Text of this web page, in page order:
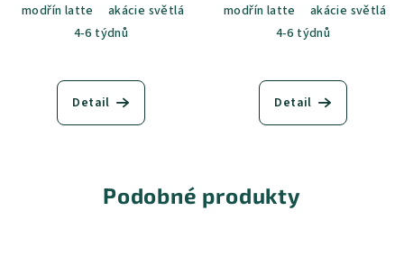
modřín latte akácie světlá jasan šedý dub sametový
dub
4-6 týdnů
Detail
modřín latte akácie světlá
4-6 týdnů
Detail
Podobné produkty